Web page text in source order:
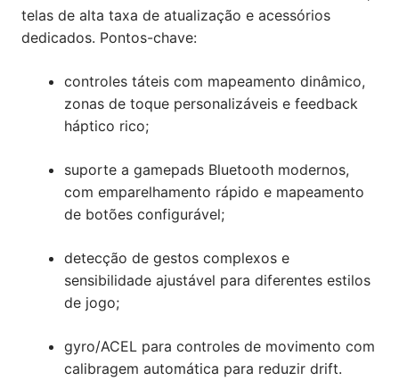
telas de alta taxa de atualização e acessórios
dedicados. Pontos-chave:
controles táteis com mapeamento dinâmico,
zonas de toque personalizáveis e feedback
háptico rico;
suporte a gamepads Bluetooth modernos,
com emparelhamento rápido e mapeamento
de botões configurável;
detecção de gestos complexos e
sensibilidade ajustável para diferentes estilos
de jogo;
gyro/ACEL para controles de movimento com
calibragem automática para reduzir drift.